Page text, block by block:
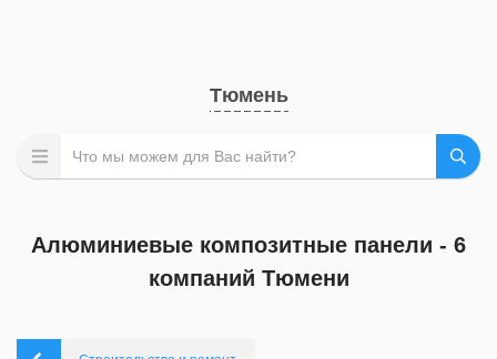
Тюмень
Алюминиевые композитные панели - 6
компаний Тюмени